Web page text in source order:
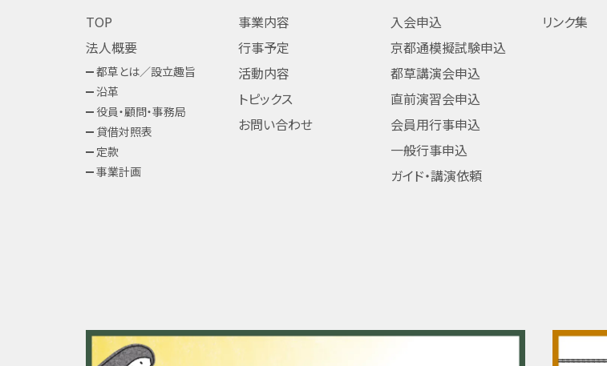
TOP
法人概要
都草とは／設立趣旨
沿革
役員・顧問・事務局
貸借対照表
定款
事業計画
事業内容
行事予定
活動内容
トピックス
お問い合わせ
入会申込
京都通模擬試験申込
都草講演会申込
直前演習会申込
会員用行事申込
一般行事申込
ガイド・講演依頼
リンク集